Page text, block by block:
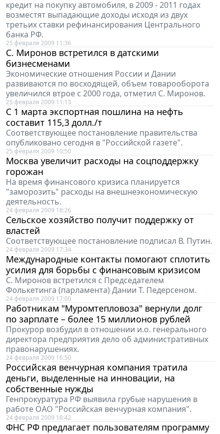
кредит на покупку автомобиля, в 2009 - 2011 годах
возместят выпадающие доходы исходя из двух
третьих ставки рефинансирования Центрального
банка РФ.
25 февраля 2009 11:36
С. Миронов встретился в датскими
бизнесменами
Экономические отношения России и Дании
развиваются по восходящей, объем товарооборота
увеличился втрое с 2000 года, отметил С. Миронов.
25 февраля 2009 11:13
С 1 марта экспортная пошлина на нефть
составит 115,3 долл./т
Соответствующее постановление правительства
опубликовано сегодня в "Российской газете".
25 февраля 2009 10:50
Москва увеличит расходы на соцподдержку
горожан
На время финансового кризиса планируется
"заморозить" расходы на внешнеэкономическую
деятельность.
24 февраля 2009 18:26
Сельское хозяйство получит поддержку от
властей
Соответствующее постановление подписал В. Путин.
24 февраля 2009 17:34
Международные контакты помогают сплотить
усилия для борьбы с финансовым кризисом
С. Миронов встретился с Председателем
Фолькетинга (парламента) Дании Т. Педерсеном.
24 февраля 2009 17:00
Работникам "Муромтепловоза" вернули долг
по зарплате – более 15 миллионов рублей
Прокурор возбудил в отношении и.о. генерального
директора предприятия дело об административных
правонарушениях.
24 февраля 2009 16:50
Российская венчурная компания тратила
деньги, выделенные на инновации, на
собственные нужды
Генпрокуратура РФ выявила грубые нарушения в
работе ОАО "Российская венчурная компания".
24 февраля 2009 16:42
ФНС РФ предлагает пользователям программу